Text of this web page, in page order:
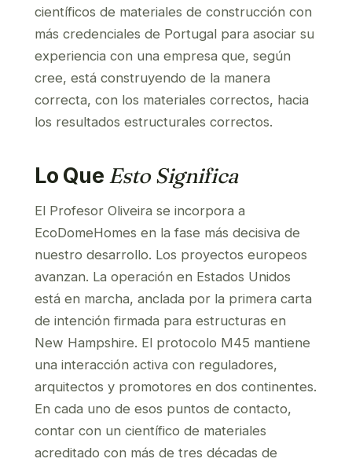
científicos de materiales de construcción con
más credenciales de Portugal para asociar su
experiencia con una empresa que, según
cree, está construyendo de la manera
correcta, con los materiales correctos, hacia
los resultados estructurales correctos.
Lo Que Esto Significa
El Profesor Oliveira se incorpora a
EcoDomeHomes en la fase más decisiva de
nuestro desarrollo. Los proyectos europeos
avanzan. La operación en Estados Unidos
está en marcha, anclada por la primera carta
de intención firmada para estructuras en
New Hampshire. El protocolo M45 mantiene
una interacción activa con reguladores,
arquitectos y promotores en dos continentes.
En cada uno de esos puntos de contacto,
contar con un científico de materiales
acreditado con más de tres décadas de